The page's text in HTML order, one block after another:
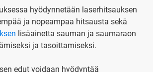
hyödynnetään laserhitsauksen
ja nopeampaa hitsausta sekä
lisäainetta sauman ja saumaraon
ja tasoittamiseksi.
edut voidaan hyödyntää